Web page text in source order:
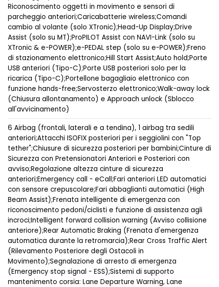
Riconoscimento oggetti in movimento e sensori di
parcheggio anteriori;Caricabatterie wireless;Comandi
cambio al volante (solo XTronic);Head-Up Display;Drive
Assist (solo su MT);ProPILOT Assist con NAVI-Link (solo su
XTronic & e-POWER);e-PEDAL step (solo su e-POWER);Freno
di stazionamento elettronico;Hill Start Assist;Auto hold;Porte
USB anteriori (Tipo-C);Porte USB posteriori solo per la
ricarica (Tipo-C);Portellone bagagliaio elettronico con
funzione hands-free;Servosterzo elettronico;Walk-away lock
(Chiusura allontanamento) e Approach unlock (Sblocco
all'avvicinamento)
6 Airbag (frontali, laterali e a tendina), 1 airbag tra sedili
anteriori;Attacchi ISOFIX posteriori per i seggiolini con "Top
tether";Chiusure di sicurezza posteriori per bambini;Cinture di
Sicurezza con Pretensionatori Anteriori e Posteriori con
avviso;Regolazione altezza cinture di sicurezza
anteriori;Emergency call - eCall;Fari anteriori LED automatici
con sensore crepuscolare;Fari abbaglianti automatici (High
Beam Assist);Frenata intelligente di emergenza con
riconoscimento pedoni/ciclisti e funzione di assistenza agli
incroci;Intelligent forward collision warning (Avviso collisione
anteriore);Rear Automatic Braking (Frenata d'emergenza
automatica durante la retromarcia);Rear Cross Traffic Alert
(Rilevamento Posteriore degli Ostacoli in
Movimento);Segnalazione di arresto di emergenza
(Emergency stop signal - ESS);Sistemi di supporto
mantenimento corsia: Lane Departure Warning, Lane